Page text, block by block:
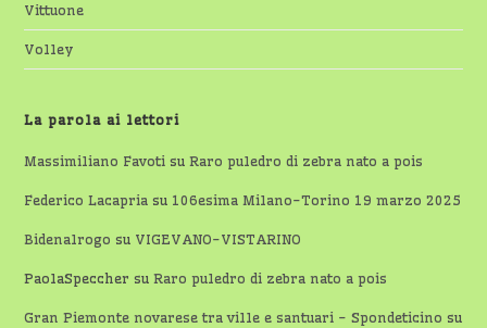
Vittuone
Volley
La parola ai lettori
Massimiliano Favoti suRaro puledro di zebra nato a pois
Federico Lacapria su 106esima Milano-Torino 19 marzo 2025
Bidenalrogo su VIGEVANO-VISTARINO
PaolaSpeccher suRaro puledro di zebra nato a pois
Gran Piemonte novarese tra ville e santuari - Spondeticino su